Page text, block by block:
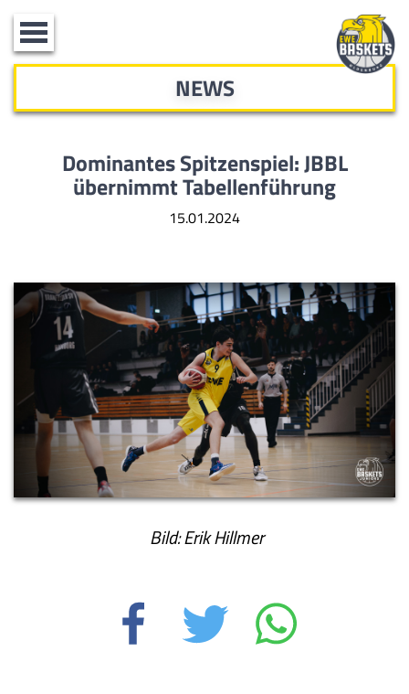
Toggle
navigation
NEWS
Dominantes Spitzenspiel: JBBL
übernimmt Tabellenführung
15.01.2024
Bild: Erik Hillmer